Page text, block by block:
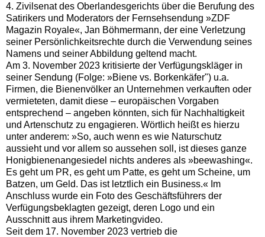
4. Zivilsenat des Oberlandesgerichts über die Berufung des
Satirikers und Moderators der Fernsehsendung »ZDF
Magazin Royale«, Jan Böhmermann, der eine Verletzung
seiner Persönlichkeitsrechte durch die Verwendung seines
Namens und seiner Abbildung geltend macht.
Am 3. November 2023 kritisierte der Verfügungskläger in
seiner Sendung (Folge: »Biene vs. Borkenkäfer") u.a.
Firmen, die Bienenvölker an Unternehmen verkauften oder
vermieteten, damit diese – europäischen Vorgaben
entsprechend – angeben könnten, sich für Nachhaltigkeit
und Artenschutz zu engagieren. Wörtlich heißt es hierzu
unter anderem: »So, auch wenn es wie Naturschutz
aussieht und vor allem so aussehen soll, ist dieses ganze
Honigbienenangesiedel nichts anderes als »beewashing«.
Es geht um PR, es geht um Patte, es geht um Scheine, um
Batzen, um Geld. Das ist letztlich ein Business.« Im
Anschluss wurde ein Foto des Geschäftsführers der
Verfügungsbeklagten gezeigt, deren Logo und ein
Ausschnitt aus ihrem Marketingvideo.
Seit dem 17. November 2023 vertrieb die